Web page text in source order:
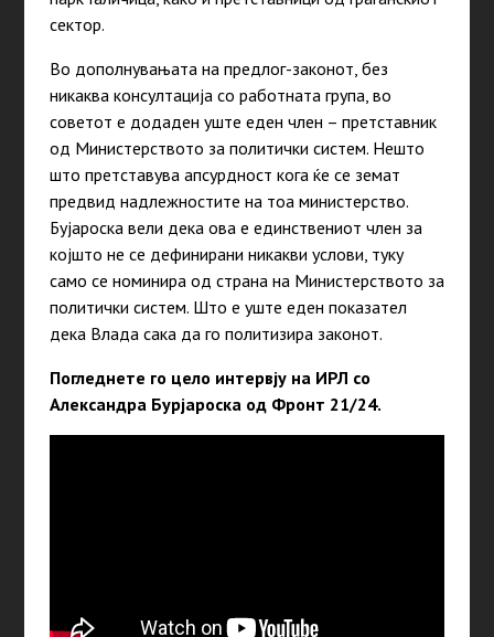
сектор.
Во дополнувањата на предлог-законот, без
никаква консултација со работната група, во
советот е додаден уште еден член – претставник
од Министерството за политички систем. Нешто
што претставува апсурдност кога ќе се земат
предвид надлежностите на тоа министерство.
Бујароска вели дека ова е единствениот член за
којшто не се дефинирани никакви услови, туку
само се номинира од страна на Министерството за
политички систем. Што е уште еден показател
дека Влада сака да го политизира законот.
Погледнете го цело интервју на ИРЛ со
Александра Бурјароска од Фронт 21/24.